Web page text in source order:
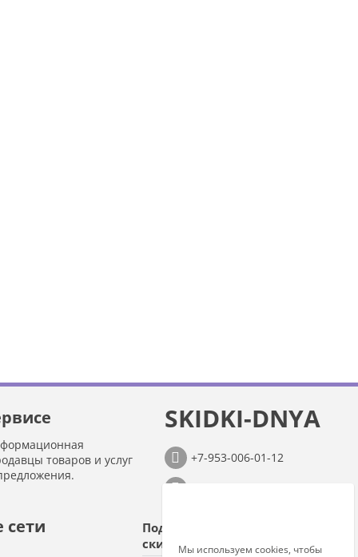
товаров и услуг
SKIDKI-DNYA
+7-953-006-01-12
сети
Подпишитесь на
скидки!Мы используем cookies, чтобы